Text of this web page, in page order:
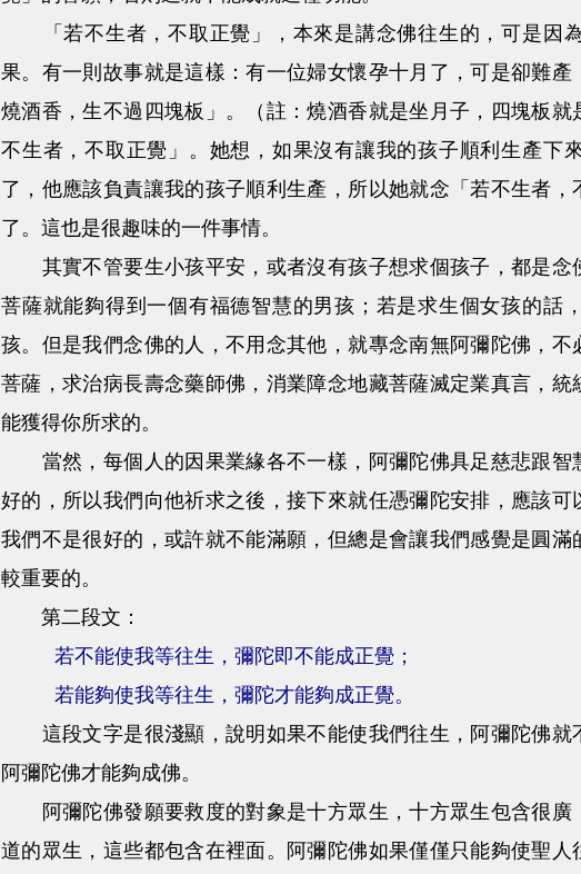
「若不生者，不取正覺」，本來是講念佛往生的，可是因
果。有一則故事就是這樣：有一位婦女懷孕十月了，可是卻難
燒酒香，生不過四塊板」。（註：燒酒香就是坐月子，四塊板
不生者，不取正覺」。她想，如果沒有讓我的孩子順利生產下
了，他應該負責讓我的孩子順利生產，所以她就念「若不生者
了。這也是很趣味的一件事情。
其實不管要生小孩平安，或者沒有孩子想求個孩子，都是念
菩薩就能夠得到一個有福德智慧的男孩；若是求生個女孩的話
孩。但是我們念佛的人，不用念其他，就專念南無阿彌陀佛，
菩薩，求治病長壽念藥師佛，消業障念地藏菩薩滅定業真言，
能獲得你所求的。
當然，每個人的因果業緣各不一樣，阿彌陀佛具足慈悲跟智
好的，所以我們向他祈求之後，接下來就任憑彌陀安排，應該
我們不是很好的，或許就不能滿願，但總是會讓我們感覺是圓
較重要的。
第二段文：
若不能使我等往生，彌陀即不能成正覺；
若能夠使我等往生，彌陀才能夠成正覺。
這段文字是很淺顯，說明如果不能使我們往生，阿彌陀佛就
阿彌陀佛才能夠成佛。
阿彌陀佛發願要救度的對象是十方眾生，十方眾生包含很廣
道的眾生，這些都包含在裡面。阿彌陀佛如果僅僅只能夠使聖